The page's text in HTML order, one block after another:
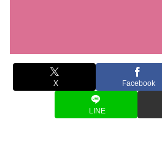
X Facebook
LINE